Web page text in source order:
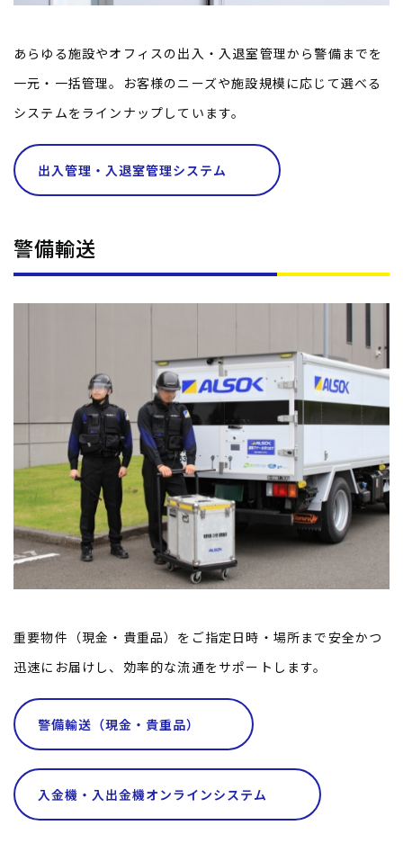
あらゆる施設やオフィスの出入・入退室管理から警備までを
一元・一括管理。お客様のニーズや施設規模に応じて選べる
システムをラインナップしています。
出入管理・入退室管理システム
警備輸送
重要物件（現金・貴重品）をご指定日時・場所まで安全かつ
迅速にお届けし、効率的な流通をサポートします。
警備輸送（現金・貴重品）
入金機・入出金機オンラインシステム